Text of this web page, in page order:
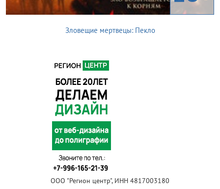
Зловещие мертвецы: Пекло
ООО "Регион центр", ИНН 4817003180